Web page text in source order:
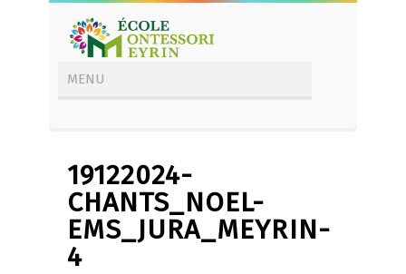
19122024-
CHANTS_NOEL-
EMS_JURA_MEYRIN-
4